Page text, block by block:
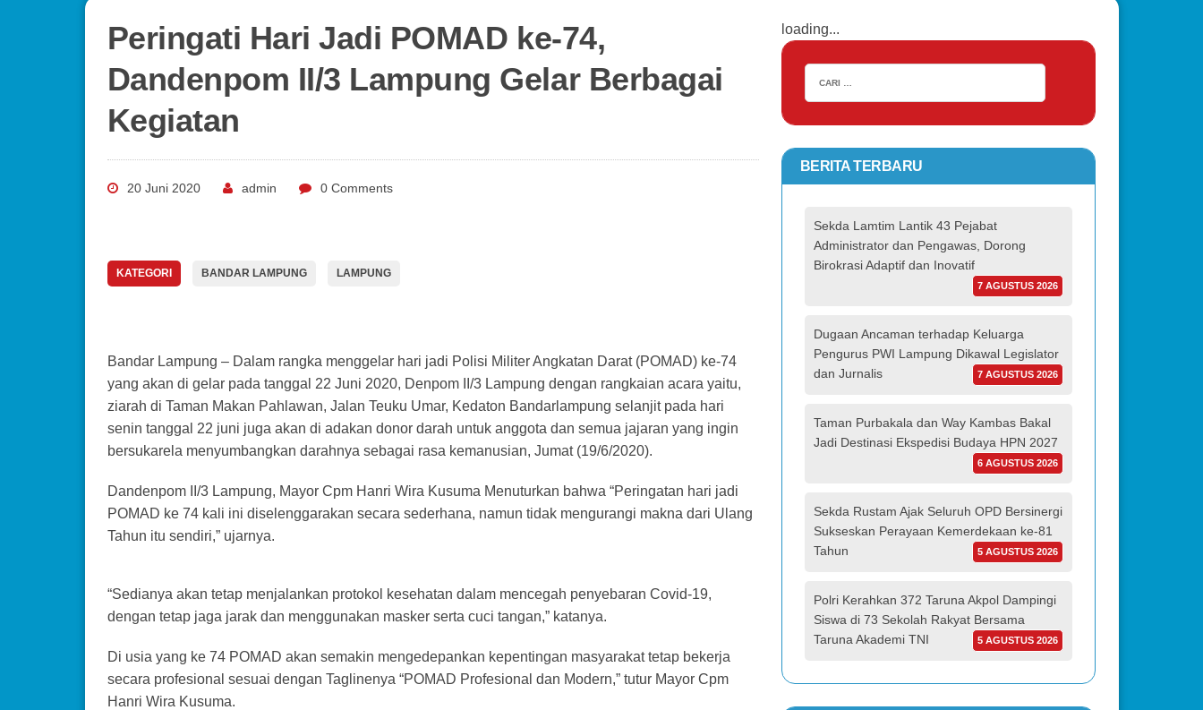
Peringati Hari Jadi POMAD ke-74,
Dandenpom II/3 Lampung Gelar Berbagai
Kegiatan
20 Juni 2020 admin 0 Comments
KATEGORI BANDAR LAMPUNG LAMPUNG
Bandar Lampung – Dalam rangka menggelar hari jadi Polisi Militer Angkatan Darat (POMAD) ke-74
yang akan di gelar pada tanggal 22 Juni 2020, Denpom II/3 Lampung dengan rangkaian acara yaitu,
ziarah di Taman Makan Pahlawan, Jalan Teuku Umar, Kedaton Bandarlampung selanjit pada hari
senin tanggal 22 juni juga akan di adakan donor darah untuk anggota dan semua jajaran yang ingin
bersukarela menyumbangkan darahnya sebagai rasa kemanusian, Jumat (19/6/2020).
Dandenpom II/3 Lampung, Mayor Cpm Hanri Wira Kusuma Menuturkan bahwa “Peringatan hari jadi
POMAD ke 74 kali ini diselenggarakan secara sederhana, namun tidak mengurangi makna dari Ulang
Tahun itu sendiri,” ujarnya.
“Sedianya akan tetap menjalankan protokol kesehatan dalam mencegah penyebaran Covid-19,
dengan tetap jaga jarak dan menggunakan masker serta cuci tangan,” katanya.
Di usia yang ke 74 POMAD akan semakin mengedepankan kepentingan masyarakat tetap bekerja
secara profesional sesuai dengan Taglinenya “POMAD Profesional dan Modern,” tutur Mayor Cpm
Hanri Wira Kusuma.
loading...
BERITA TERBARU
Sekda Lamtim Lantik 43 Pejabat
Administrator dan Pengawas, Dorong
Birokrasi Adaptif dan Inovatif
7 AGUSTUS 2026
Dugaan Ancaman terhadap Keluarga
Pengurus PWI Lampung Dikawal Legislator
dan Jurnalis
7 AGUSTUS 2026
Taman Purbakala dan Way Kambas Bakal
Jadi Destinasi Ekspedisi Budaya HPN 2027
6 AGUSTUS 2026
Sekda Rustam Ajak Seluruh OPD Bersinergi
Sukseskan Perayaan Kemerdekaan ke-81
Tahun
5 AGUSTUS 2026
Polri Kerahkan 372 Taruna Akpol Dampingi
Siswa di 73 Sekolah Rakyat Bersama
Taruna Akademi TNI
5 AGUSTUS 2026